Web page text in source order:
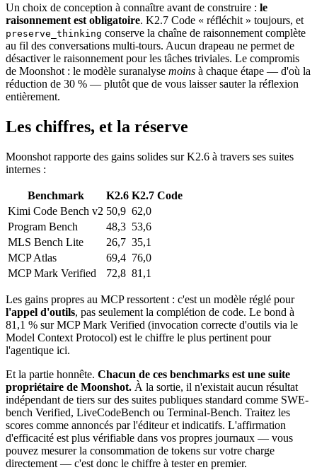
Un choix de conception à connaître avant de construire : le
raisonnement est obligatoire. K2.7 Code « réfléchit » toujours, et
preserve_thinking conserve la chaîne de raisonnement complète
au fil des conversations multi-tours. Aucun drapeau ne permet de
désactiver le raisonnement pour les tâches triviales. Le compromis
de Moonshot : le modèle suranalyse moins à chaque étape — d'où la
réduction de 30 % — plutôt que de vous laisser sauter la réflexion
entièrement.
Les chiffres, et la réserve
Moonshot rapporte des gains solides sur K2.6 à travers ses suites
internes :
Benchmark K2.6 K2.7 Code
Kimi Code Bench v2 50,9 62,0
Program Bench
48,3 53,6
MLS Bench Lite
26,7 35,1
MCP Atlas
69,4 76,0
MCP Mark Verified
72,8 81,1
Les gains propres au MCP ressortent : c'est un modèle réglé pour
l'appel d'outils, pas seulement la complétion de code. Le bond à
81,1 % sur MCP Mark Verified (invocation correcte d'outils via le
Model Context Protocol) est le chiffre le plus pertinent pour
l'agentique ici.
Et la partie honnête. Chacun de ces benchmarks est une suite
propriétaire de Moonshot. À la sortie, il n'existait aucun résultat
indépendant de tiers sur des suites publiques standard comme SWE-
bench Verified, LiveCodeBench ou Terminal-Bench. Traitez les
scores comme annoncés par l'éditeur et indicatifs. L'affirmation
d'efficacité est plus vérifiable dans vos propres journaux — vous
pouvez mesurer la consommation de tokens sur votre charge
directement — c'est donc le chiffre à tester en premier.